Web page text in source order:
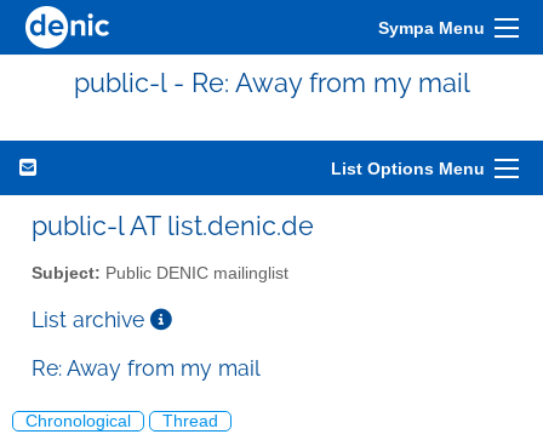
Sympa Menu
public-l - Re: Away from my mail
List Options Menu
public-l AT list.denic.de
Subject: Public DENIC mailinglist
List archive
Re: Away from my mail
Chronological Thread